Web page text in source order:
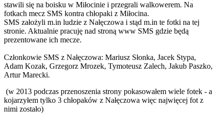
stawili się na boisku w Miłocinie i przegrali walkowerem. Na
fotkach mecz SMS kontra chłopaki z Miłocina.
SMS założyli m.in ludzie z Nałęczowa i stąd m.in te fotki na tej
stronie. Aktualnie pracuję nad stroną www SMS gdzie będą
prezentowane ich mecze.
Członkowie SMS z Nałęczowa: Mariusz Słonka, Jacek Stypa,
Adam Kozak, Grzegorz Mrozek, Tymoteusz Zalech, Jakub Paszko,
Artur Marecki.
(w 2013 podczas przenoszenia strony pokasowałem wiele fotek - a
kojarzyłem tylko 3 chłopaków z Nałęczowa więc najwięcej fot z
nimi zostało)